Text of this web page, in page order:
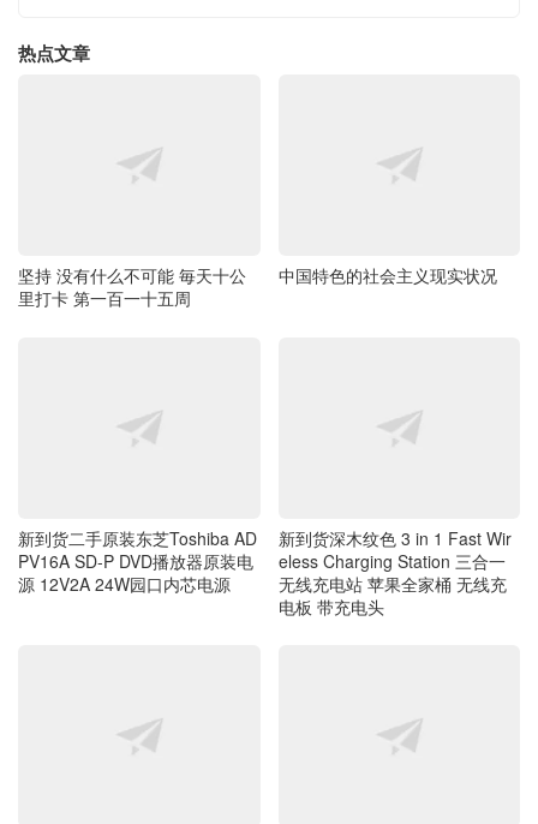
热点文章
坚持 没有什么不可能 毎天十公
里打卡 第一百一十五周
中国特色的社会主义现实状况
新到货二手原装东芝Toshiba AD
PV16A SD-P DVD播放器原装电
源 12V2A 24W园口内芯电源
新到货深木纹色 3 in 1 Fast Wir
eless Charging Station 三合一
无线充电站 苹果全家桶 无线充
电板 带充电头